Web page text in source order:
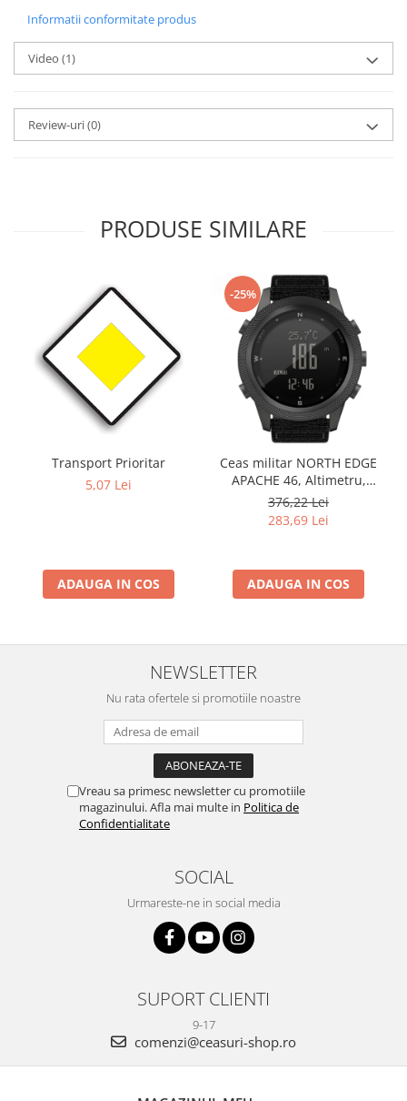
Informatii conformitate produs
Video (1)
Review-uri(0)
PRODUSE SIMILARE
Transport Prioritar
5,07 Lei
ADAUGA IN COS
-25%
Ceas militar NORTH EDGE
APACHE 46, Altimetru,
Barometru, Cronometru,
Termometru, Pedometru,
376,22 Lei
283,69 Lei
ADAUGA IN COS
NEWSLETTER
Nu rata ofertele si promotiile noastre
Vreau sa primesc newsletter cu promotiile
magazinului. Afla mai multe in Politica de
Confidentialitate
SOCIAL
Urmareste-ne in social media
SUPORT CLIENTI
9-17
comenzi@ceasuri-shop.ro